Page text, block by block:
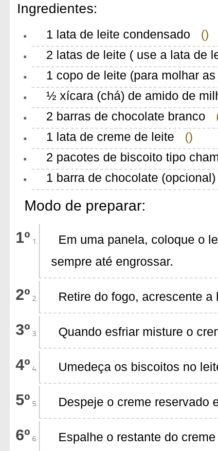
Ingredientes:
1 lata de leite condensado
()
2 latas de leite ( use a lata de
1 copo de leite (para molhar
½ xícara (chá) de amido de
2 barras de chocolate branco
1 lata de creme de leite
()
2 pacotes de biscoito tipo
1 barra de chocolate
Modo de preparar:
Em uma panela, coloque o
sempre até engrossar.
Retire do fogo, acrescente
Quando esfriar misture o
Umedeça os biscoitos no
Despeje o creme reservado
Espalhe o restante do